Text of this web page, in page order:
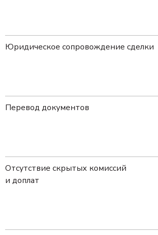
Юридическое сопровождение сделки
Перевод документов
Отсутствие скрытых комиссий
и доплат